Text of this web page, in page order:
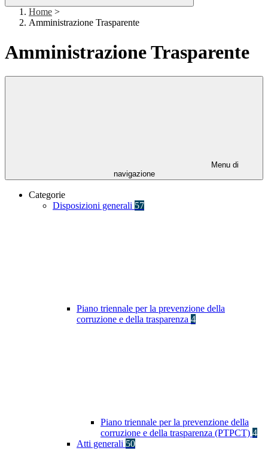
Home >
Amministrazione Trasparente
Amministrazione Trasparente
Menu di
navigazione
Categorie
Disposizioni generali 57
Piano triennale per la prevenzione della
corruzione e della trasparenza 4
Piano triennale per la prevenzione della
corruzione e della trasparenza (PTPCT) 4
Atti generali 50